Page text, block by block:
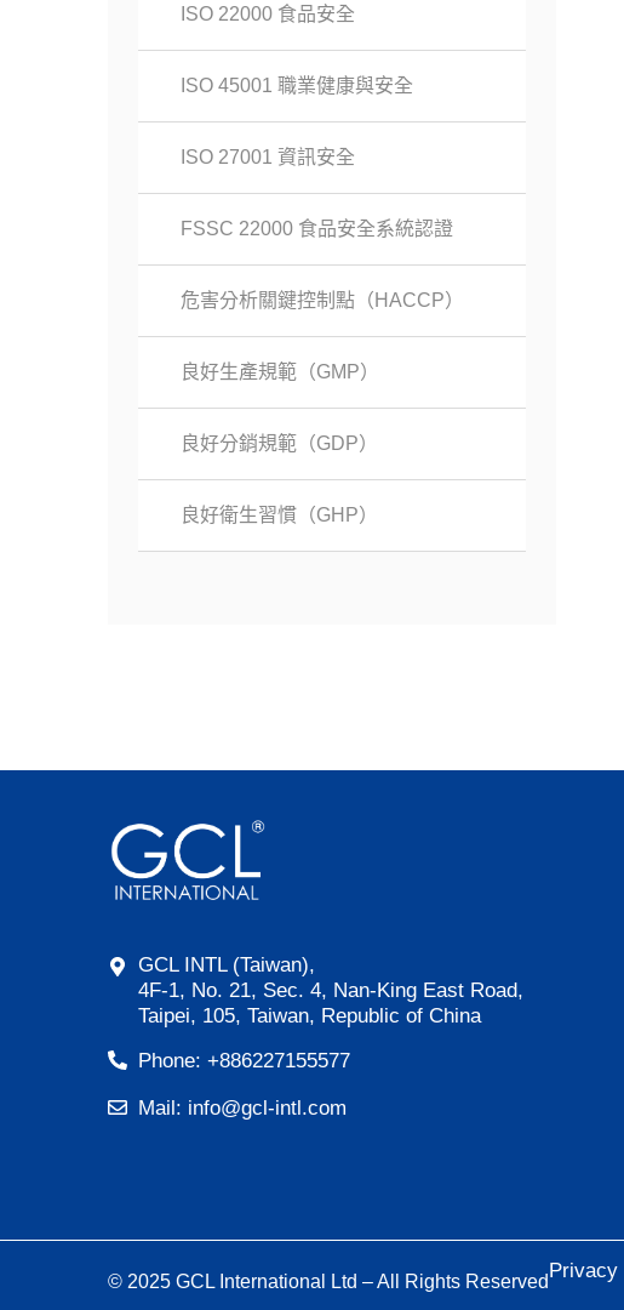
ISO 22000 食品安全
ISO 45001 職業健康與安全
ISO 27001 資訊安全
FSSC 22000 食品安全系統認證
危害分析關鍵控制點（HACCP）
良好生產規範（GMP）
良好分銷規範（GDP）
良好衛生習慣（GHP）
GCL INTL (Taiwan),
4F-1, No. 21, Sec. 4, Nan-King East Road,
Taipei, 105, Taiwan, Republic of China
Phone: +886227155577
Mail: info@gcl-intl.com
© 2025 GCL International Ltd – All Rights ReservedPrivacy